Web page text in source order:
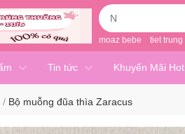
moaz bebe tiet trung
Tin tức Khuyến Mãi Hot
/ Bộ muỗng đũa thìa Zaracus